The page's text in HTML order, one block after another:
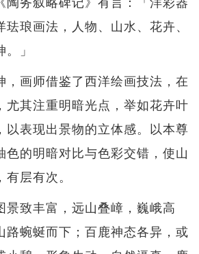
琅画法，人物、山水、花卉、
」
，画师借鉴了西洋绘画技法，在
尤其注重明暗光点，举如花卉叶
以表现出景物的立体感。以本尊
色的明暗对比与色彩交错，使山
层有次。
景致丰富，远山叠嶂，巍峨高
路蜿蜒而下；百鹿神态各异，或